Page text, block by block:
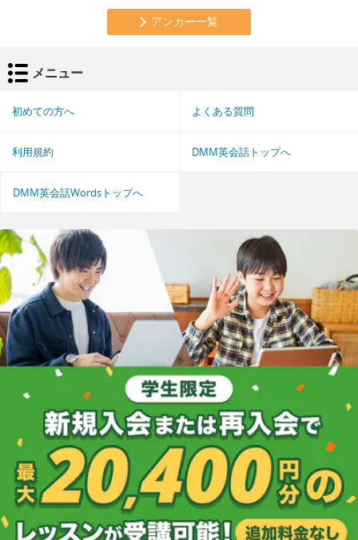
アンカー一覧
メニュー
初めての方へ よくある質問
利用規約 DMM英会話トップへ
DMM英会話Wordsトップへ